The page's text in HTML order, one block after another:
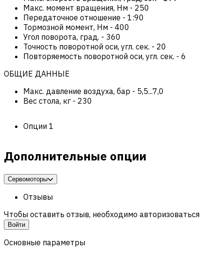
Макс. момент вращения, Нм - 250
Передаточное отношение - 1:90
Тормозной момент, Нм - 400
Угол поворота, град. - 360
Точность поворотной оси, угл. сек. - 20
Повторяемость поворотной оси, угл. сек. - 6
ОБЩИЕ ДАННЫЕ
Макс. давление воздуха, бар - 5,5...7,0
Вес стола, кг - 230
Опции 1
Дополнительные опции
Сервомоторы
Отзывы
Чтобы оставить отзыв, необходимо авторизоваться
Войти
Основные параметры